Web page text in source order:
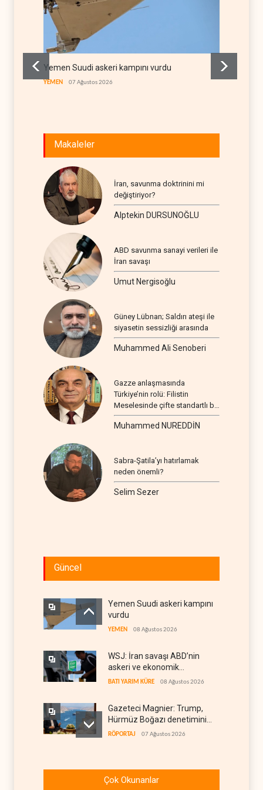
Yemen Suudi askeri kampını vurdu
YEMEN 07 Ağustos 2026
Makaleler
İran, savunma doktrinini mi
değiştiriyor?
Alptekin DURSUNOĞLU
ABD savunma sanayi verileri ile
İran savaşı
Umut Nergisoğlu
Güney Lübnan; Saldırı ateşi ile
siyasetin sessizliği arasında
Muhammed Ali Senoberi
Gazze anlaşmasında
Türkiye’nin rolü: Filistin
Meselesinde çifte standartlı bir
seyir
Muhammed NUREDDİN
Sabra-Şatila’yı hatırlamak
neden önemli?
Selim Sezer
Güncel
Yemen Suudi askeri kampını
vurdu
YEMEN 08 Ağustos 2026
WSJ: İran savaşı ABD’nin
askeri ve ekonomik
kaynaklarını tüketiyor
BATI YARIM KÜRE 08 Ağustos 2026
Gazeteci Magnier: Trump,
Hürmüz Boğazı denetimini
doğrudan İran ve Umman'a
RÖPORTAJ 07 Ağustos 2026
ertelendi, hesap kapanmadı
Çok Okunanlar